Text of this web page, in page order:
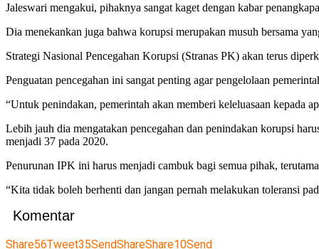
Jaleswari mengakui, pihaknya sangat kaget dengan kabar
Dia menekankan juga bahwa korupsi merupakan musuh bersama
Strategi Nasional Pencegahan Korupsi (Stranas PK) akan terus
Penguatan pencegahan ini sangat penting agar pengelolaan
“Untuk penindakan, pemerintah akan memberi keleluasaan kepada
Lebih jauh dia mengatakan pencegahan dan penindakan korupsi
menjadi 37 pada 2020.
Penurunan IPK ini harus menjadi cambuk bagi semua pihak,
“Kita tidak boleh berhenti dan jangan pernah melakukan toleransi
Komentar
Share56Tweet35SendShareShare10Send